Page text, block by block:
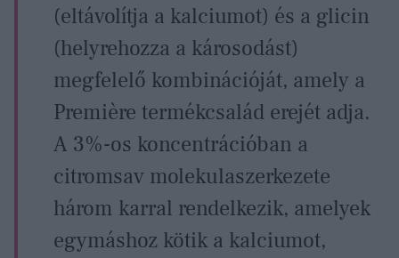
(eltávolítja a kalciumot) és a glicin
(helyrehozza a károsodást)
megfelelő kombinációját, amely a
Première termékcsalád erejét adja.
A 3%-os koncentrációban a
citromsav molekulaszerkezete
három karral rendelkezik, amelyek
egymáshoz kötik a kalciumot,